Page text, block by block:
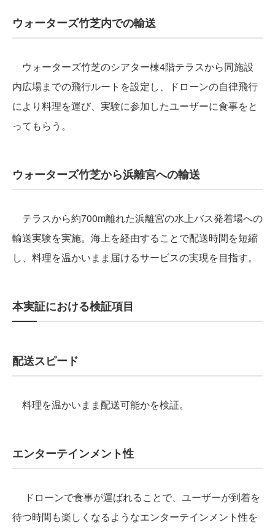
ウォーターズ竹芝内での輸送
ウォーターズ竹芝のシアター棟4階テラスから同施設
内広場までの飛行ルートを設定し、ドローンの自律飛行
により料理を運び、実験に参加したユーザーに食事をと
ってもらう。
ウォーターズ竹芝から浜離宮への輸送
テラスから約700m離れた浜離宮の水上バス発着場への
輸送実験を実施。海上を経由することで配送時間を短縮
し、料理を温かいまま届けるサービスの実現を目指す。
本実証における検証項目
配送スピード
料理を温かいまま配送可能かを検証。
エンターテインメント性
ドローンで食事が運ばれることで、ユーザーが到着を
待つ時間も楽しくなるようなエンターテインメント性を